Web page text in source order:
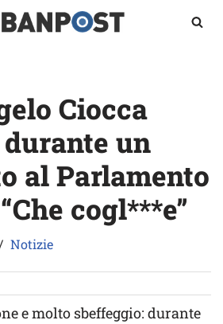
Ciocca
un
al Parlamento
cogl***e”
Notizie
e molto sbeffeggio: durante